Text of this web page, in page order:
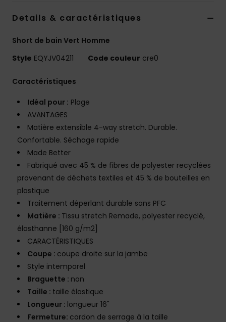
Details & caractéristiques
Short de bain Vert Homme
Style EQYJV04211 Code couleur cre0
Caractéristiques
Idéal pour : Plage
AVANTAGES
Matière extensible 4-way stretch. Durable.
Confortable. Séchage rapide
Made Better
Fabriqué avec 45 % de fibres de polyester recyclées
provenant de déchets textiles et 45 % de bouteilles en
plastique
Traitement déperlant durable sans PFC
Matière : Tissu stretch Remade, polyester recyclé,
élasthanne [160 g/m2]
CARACTÉRISTIQUES
Coupe : coupe droite sur la jambe
Style intemporel
Braguette : non
Taille : taille élastique
Longueur : longueur 16"
Fermeture: cordon de serrage à la taille